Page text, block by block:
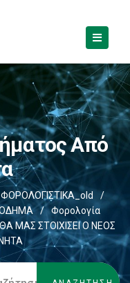
Από
ΦΟΡΟΛΟΓΙΣΤΙΚΑ_old
/
/
Φορολογία
ΜΑΣ ΣΤΟΙΧΙΣΕΙ Ο ΝΕΟΣ